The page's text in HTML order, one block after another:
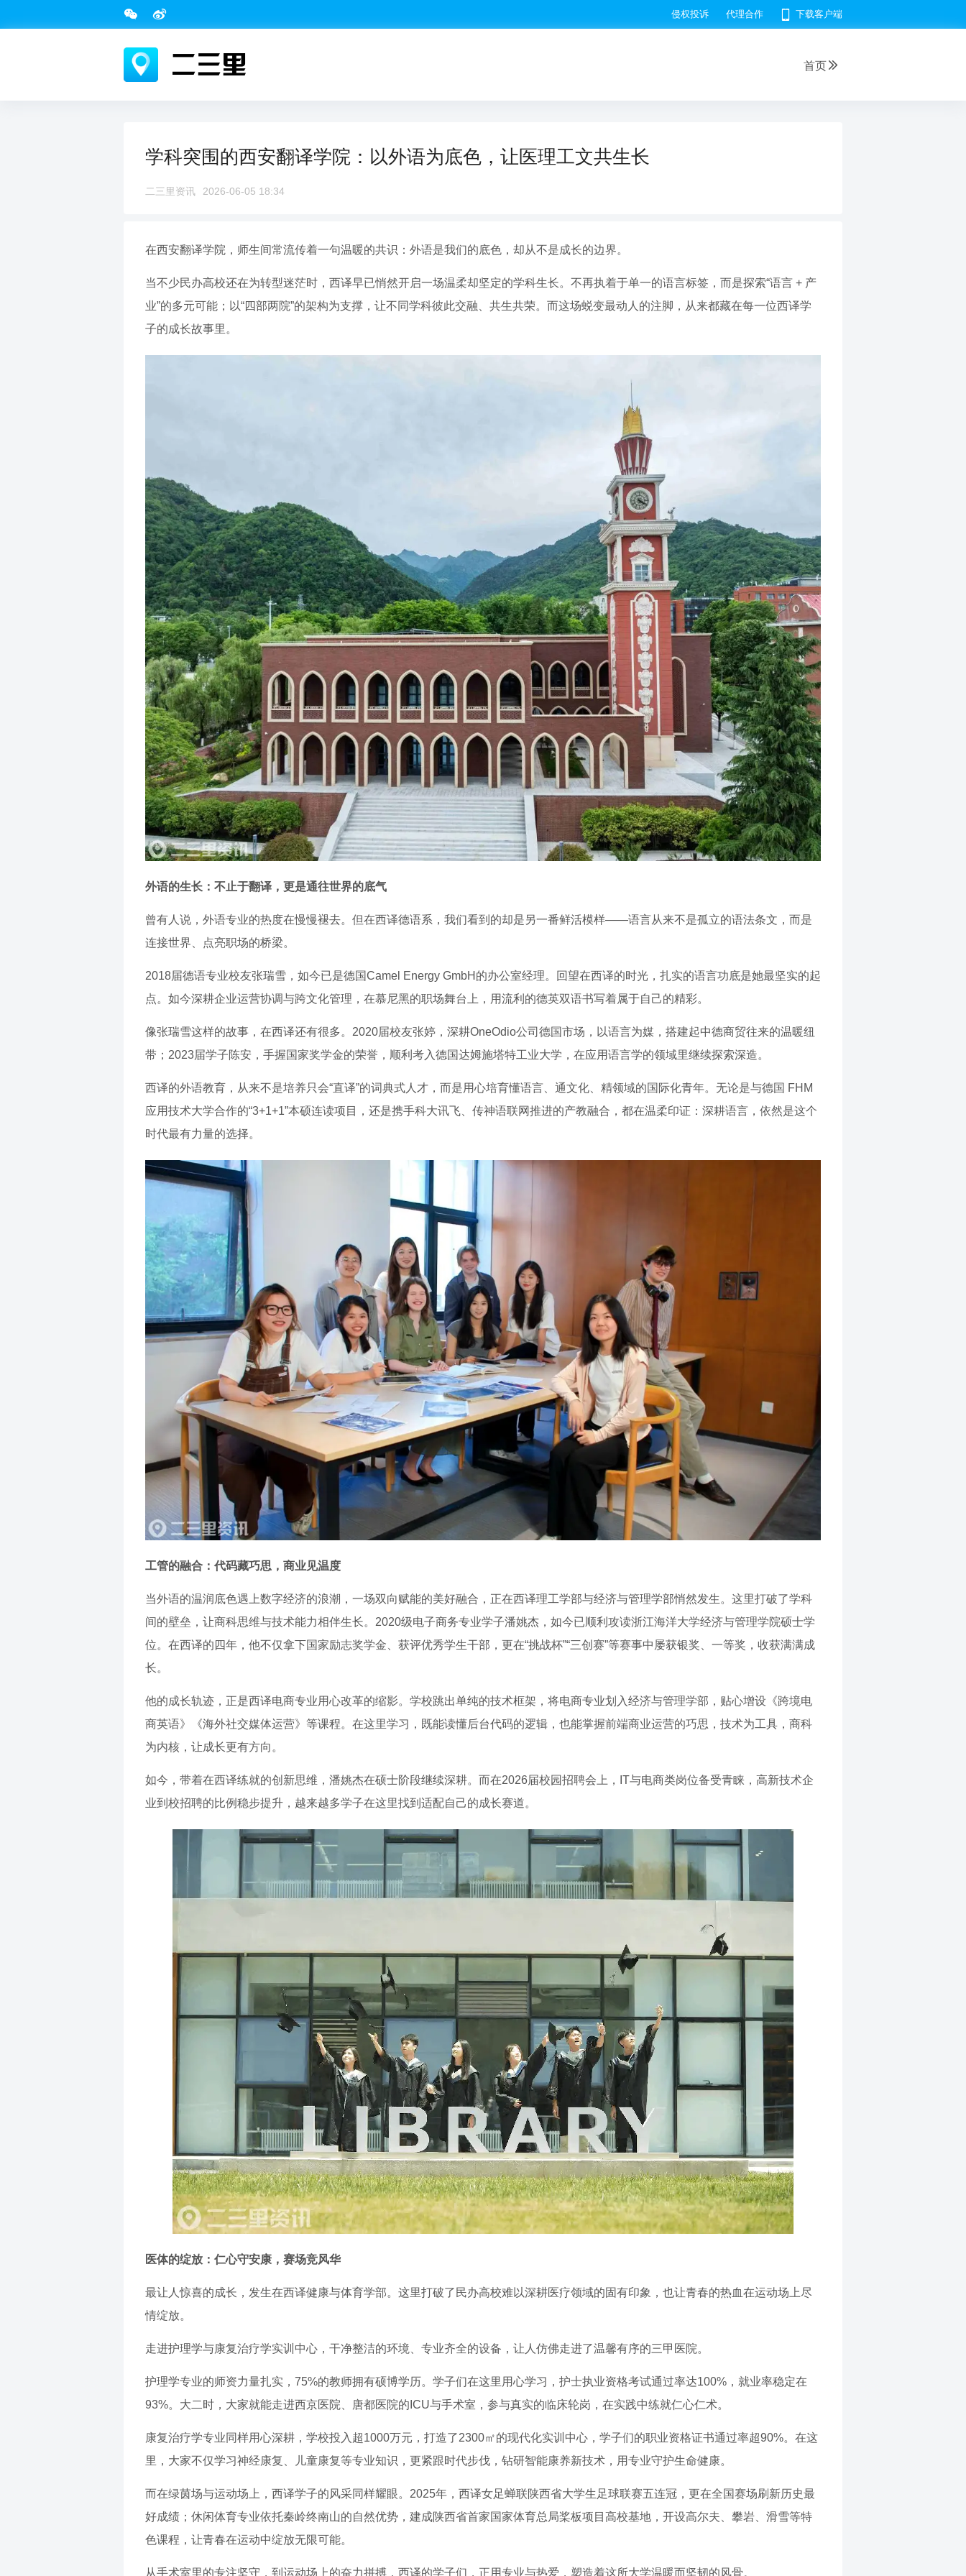
侵权投诉 代理合作 下载客户端
首页
学科突围的西安翻译学院：以外语为底色，让医理工文共生长
二三里资讯 2026-06-05 18:34
在西安翻译学院，师生间常流传着一句温暖的共识：外语是我们的底色，却从不是成长的边界。
当不少民办高校还在为转型迷茫时，西译早已悄然开启一场温柔却坚定的学科生长。不再执着于单一的语言标签，而是探索“语言 + 产
业”的多元可能；以“四部两院”的架构为支撑，让不同学科彼此交融、共生共荣。而这场蜕变最动人的注脚，从来都藏在每一位西译学
子的成长故事里。
外语的生长：不止于翻译，更是通往世界的底气
曾有人说，外语专业的热度在慢慢褪去。但在西译德语系，我们看到的却是另一番鲜活模样——语言从来不是孤立的语法条文，而是
连接世界、点亮职场的桥梁。
2018届德语专业校友张瑞雪，如今已是德国Camel Energy GmbH的办公室经理。回望在西译的时光，扎实的语言功底是她最坚实的起
点。如今深耕企业运营协调与跨文化管理，在慕尼黑的职场舞台上，用流利的德英双语书写着属于自己的精彩。
像张瑞雪这样的故事，在西译还有很多。2020届校友张婷，深耕OneOdio公司德国市场，以语言为媒，搭建起中德商贸往来的温暖纽
带；2023届学子陈安，手握国家奖学金的荣誉，顺利考入德国达姆施塔特工业大学，在应用语言学的领域里继续探索深造。
西译的外语教育，从来不是培养只会“直译”的词典式人才，而是用心培育懂语言、通文化、精领域的国际化青年。无论是与德国 FHM
应用技术大学合作的“3+1+1”本硕连读项目，还是携手科大讯飞、传神语联网推进的产教融合，都在温柔印证：深耕语言，依然是这个
时代最有力量的选择。
工管的融合：代码藏巧思，商业见温度
当外语的温润底色遇上数字经济的浪潮，一场双向赋能的美好融合，正在西译理工学部与经济与管理学部悄然发生。这里打破了学科
间的壁垒，让商科思维与技术能力相伴生长。2020级电子商务专业学子潘姚杰，如今已顺利攻读浙江海洋大学经济与管理学院硕士学
位。在西译的四年，他不仅拿下国家励志奖学金、获评优秀学生干部，更在“挑战杯”“三创赛”等赛事中屡获银奖、一等奖，收获满满成
长。
他的成长轨迹，正是西译电商专业用心改革的缩影。学校跳出单纯的技术框架，将电商专业划入经济与管理学部，贴心增设《跨境电
商英语》《海外社交媒体运营》等课程。在这里学习，既能读懂后台代码的逻辑，也能掌握前端商业运营的巧思，技术为工具，商科
为内核，让成长更有方向。
如今，带着在西译练就的创新思维，潘姚杰在硕士阶段继续深耕。而在2026届校园招聘会上，IT与电商类岗位备受青睐，高新技术企
业到校招聘的比例稳步提升，越来越多学子在这里找到适配自己的成长赛道。
医体的绽放：仁心守安康，赛场竞风华
最让人惊喜的成长，发生在西译健康与体育学部。这里打破了民办高校难以深耕医疗领域的固有印象，也让青春的热血在运动场上尽
情绽放。
走进护理学与康复治疗学实训中心，干净整洁的环境、专业齐全的设备，让人仿佛走进了温馨有序的三甲医院。
护理学专业的师资力量扎实，75%的教师拥有硕博学历。学子们在这里用心学习，护士执业资格考试通过率达100%，就业率稳定在
93%。大二时，大家就能走进西京医院、唐都医院的ICU与手术室，参与真实的临床轮岗，在实践中练就仁心仁术。
康复治疗学专业同样用心深耕，学校投入超1000万元，打造了2300㎡的现代化实训中心，学子们的职业资格证书通过率超90%。在这
里，大家不仅学习神经康复、儿童康复等专业知识，更紧跟时代步伐，钻研智能康养新技术，用专业守护生命健康。
而在绿茵场与运动场上，西译学子的风采同样耀眼。2025年，西译女足蝉联陕西省大学生足球联赛五连冠，更在全国赛场刷新历史最
好成绩；休闲体育专业依托秦岭终南山的自然优势，建成陕西省首家国家体育总局桨板项目高校基地，开设高尔夫、攀岩、滑雪等特
色课程，让青春在运动中绽放无限可能。
从手术室里的专注坚守，到运动场上的奋力拼搏，西译的学子们，正用专业与热爱，塑造着这所大学温暖而坚韧的风骨。